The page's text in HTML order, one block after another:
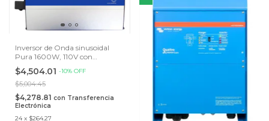
Inversor de Onda sinusoidal
Pura 1600W, 110V con
Universal socket y USB Comm
Port
$4,504.01 -10% OFF
$5,004.45
$4,278.81 con Transferencia
Electrónica
24 x $264.27